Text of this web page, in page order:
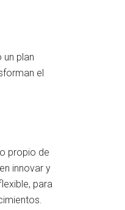
plan
el
propio de
innovar y
para